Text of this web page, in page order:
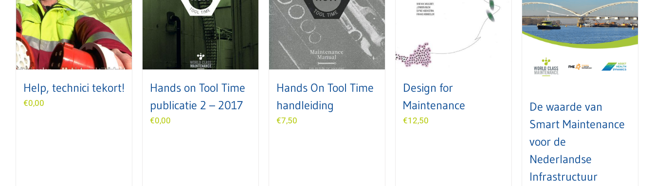
Help, technici tekort!
€0,00
Hands on Tool Time
publicatie 2 – 2017
€0,00
Hands On Tool Time
handleiding
€7,50
Design for
Maintenance
€12,50
De waarde van
Smart Maintenance
voor de
Nederlandse
Infrastructuur